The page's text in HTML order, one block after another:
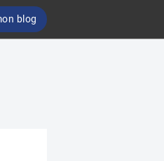
blog